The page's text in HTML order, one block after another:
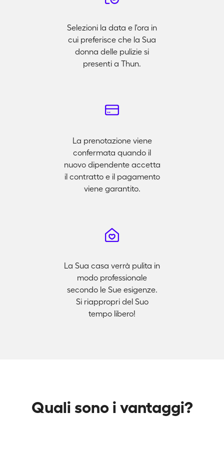
Selezioni la data e l'ora in
cui preferisce che la Sua
donna delle pulizie si
presenti a Thun.
La prenotazione viene
confermata quando il
nuovo dipendente accetta
il contratto e il pagamento
viene garantito.
La Sua casa verrà pulita in
modo professionale
secondo le Sue esigenze.
Si riappropri del Suo
tempo libero!
Quali sono i vantaggi?